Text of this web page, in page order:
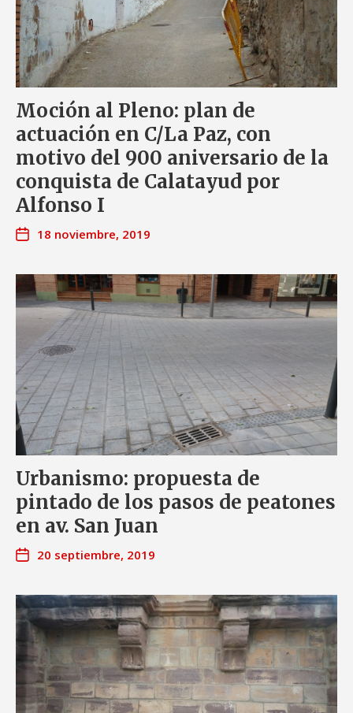
Moción al Pleno: plan de
actuación en C/La Paz, con
motivo del 900 aniversario de la
conquista de Calatayud por
Alfonso I
18 noviembre, 2019
Urbanismo: propuesta de
pintado de los pasos de peatones
en av. San Juan
20 septiembre, 2019